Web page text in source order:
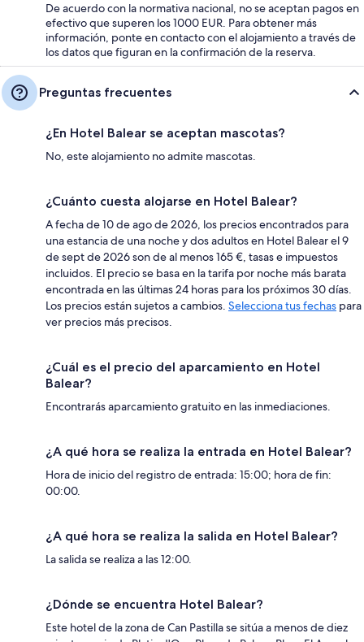
De acuerdo con la normativa nacional, no se aceptan pagos en
efectivo que superen los 1000 EUR. Para obtener más
información, ponte en contacto con el alojamiento a través de
los datos que figuran en la confirmación de la reserva.
Preguntas frecuentes
¿En Hotel Balear se aceptan mascotas?
No, este alojamiento no admite mascotas.
¿Cuánto cuesta alojarse en Hotel Balear?
A fecha de 10 de ago de 2026, los precios encontrados para
una estancia de una noche y dos adultos en Hotel Balear el 9
de sept de 2026 son de al menos 165 €, tasas e impuestos
incluidos. El precio se basa en la tarifa por noche más barata
encontrada en las últimas 24 horas para los próximos 30 días.
Los precios están sujetos a cambios. Selecciona tus fechas para
ver precios más precisos.
¿Cuál es el precio del aparcamiento en Hotel
Balear?
Encontrarás aparcamiento gratuito en las inmediaciones.
¿A qué hora se realiza la entrada en Hotel Balear?
Hora de inicio del registro de entrada: 15:00; hora de fin:
00:00.
¿A qué hora se realiza la salida en Hotel Balear?
La salida se realiza a las 12:00.
¿Dónde se encuentra Hotel Balear?
Este hotel de la zona de Can Pastilla se sitúa a menos de diez